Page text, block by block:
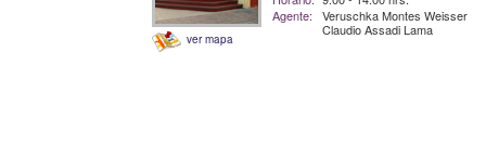
ver mapa
Agente:
Veruschka Montes Weisser
Claudio Assadi Lama